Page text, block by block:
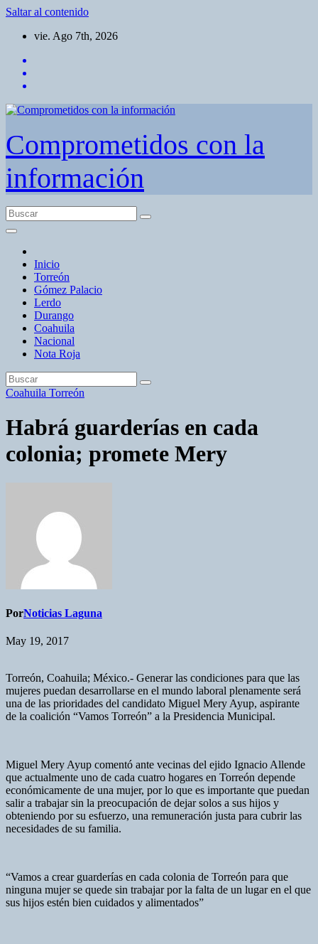
Saltar al contenido
vie. Ago 7th, 2026
Comprometidos con la
información
Inicio
Torreón
Gómez Palacio
Lerdo
Durango
Coahuila
Nacional
Nota Roja
Coahuila Torreón
Habrá guarderías en cada
colonia; promete Mery
PorNoticias Laguna
May 19, 2017
Torreón, Coahuila; México.- Generar las condiciones para que las
mujeres puedan desarrollarse en el mundo laboral plenamente será
una de las prioridades del candidato Miguel Mery Ayup, aspirante
de la coalición “Vamos Torreón” a la Presidencia Municipal.
Miguel Mery Ayup comentó ante vecinas del ejido Ignacio Allende
que actualmente uno de cada cuatro hogares en Torreón depende
económicamente de una mujer, por lo que es importante que puedan
salir a trabajar sin la preocupación de dejar solos a sus hijos y
obteniendo por su esfuerzo, una remuneración justa para cubrir las
necesidades de su familia.
“Vamos a crear guarderías en cada colonia de Torreón para que
ninguna mujer se quede sin trabajar por la falta de un lugar en el que
sus hijos estén bien cuidados y alimentados”